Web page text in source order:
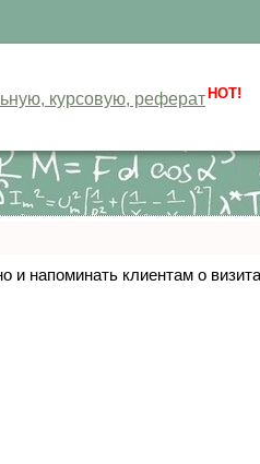
курсовую, реферат HOT!
и напоминать клиентам о